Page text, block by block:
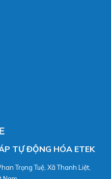
TỰ ĐỘNG HÓA ETEK
Trọng Tuệ, Xã Thanh Liệt,